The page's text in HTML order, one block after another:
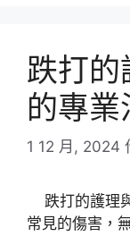
跌打的
的專業
1 12 月, 2024
跌打的護理
常見的傷害，